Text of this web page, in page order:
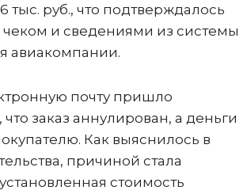
тыс. руб., что подтверждалось
и сведениями из системы
авиакомпании.
почту пришло
заказ аннулирован, а деньги
Как выяснилось в
причиной стала
стоимость